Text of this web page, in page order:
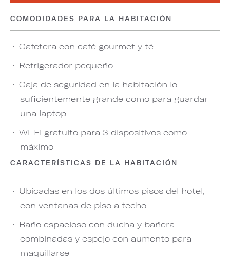
COMODIDADES PARA LA HABITACIÓN
Cafetera con café gourmet y té
Refrigerador pequeño
Caja de seguridad en la habitación lo
suficientemente grande como para guardar
una laptop
Wi-Fi gratuito para 3 dispositivos como
máximo
CARACTERÍSTICAS DE LA HABITACIÓN
Ubicadas en los dos últimos pisos del hotel,
con ventanas de piso a techo
Baño espacioso con ducha y bañera
combinadas y espejo con aumento para
maquillarse